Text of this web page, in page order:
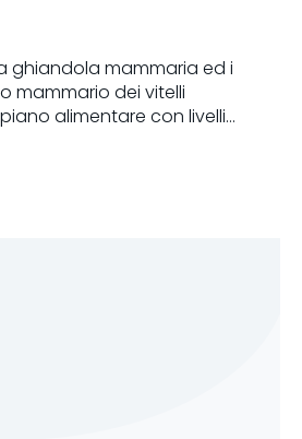
ghiandola mammaria ed i
mammario dei vitelli
alimentare con livelli
presentavano una massa
vitelli con un programma
g).